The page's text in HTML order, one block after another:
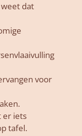
dat
voor
er iets
tafel.